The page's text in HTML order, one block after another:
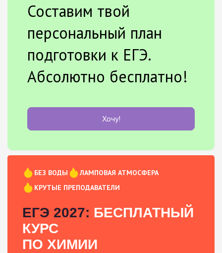
Составим твой
персональный план
подготовки к ЕГЭ.
Абсолютно бесплатно!
Хочу!
БЕЗ ВОДЫ
ЛАМПОВАЯ АТМОСФЕРА
КРУТЫЕ ПРЕПОДАВАТЕЛИ
ЕГЭ 2027: БЕСПЛАТНЫЙ
КУРС
ПО ХИМИИ